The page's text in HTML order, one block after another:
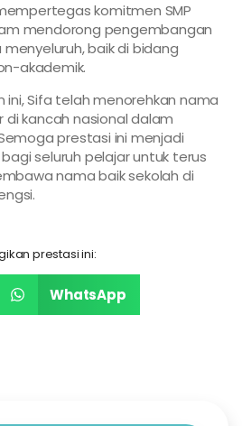
komitmen SMP
mendorong pengembangan
baik di bidang
akademik.
ini, Sifa telah menorehkan nama
di kancah nasional dalam
prestasi ini menjadi
seluruh pelajar untuk terus
nama baik sekolah di
prestasi ini:
WhatsApp